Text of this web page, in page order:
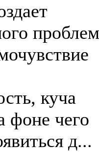
куча
фоне чего
д...